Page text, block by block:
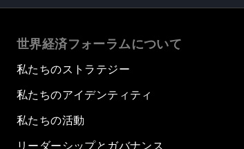
世界経済フォーラムについて
私たちのストラテジー
私たちのアイデンティティ
私たちの活動
リーダーシップとガバナンス